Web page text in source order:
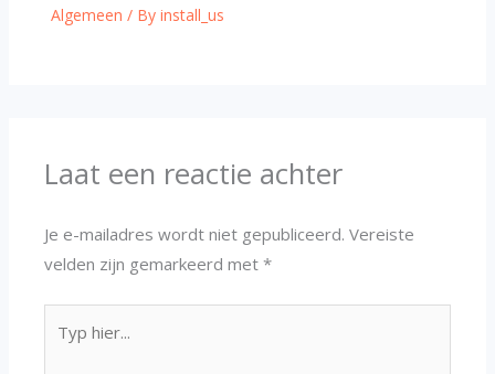
Algemeen / By install_us
Laat een reactie achter
Je e-mailadres wordt niet gepubliceerd. Vereiste
velden zijn gemarkeerd met*
hier...